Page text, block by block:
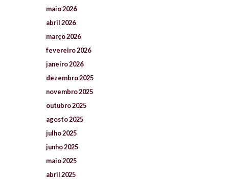
maio2026
abril2026
março2026
fevereiro2026
janeiro2026
dezembro2025
novembro2025
outubro2025
agosto2025
julho2025
junho2025
maio2025
abril2025